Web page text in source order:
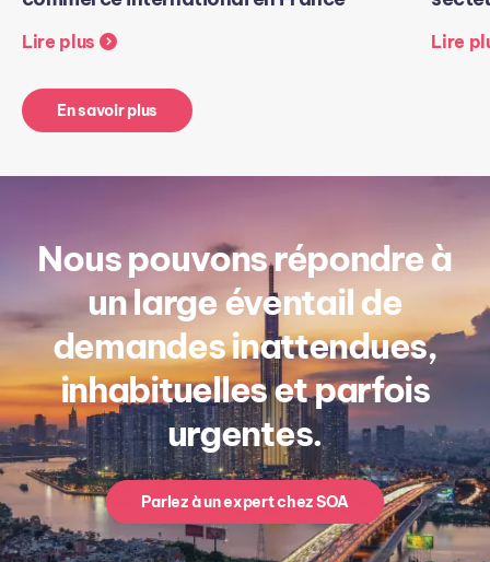
Lire plus Lire
En savoir plus
Nous pouvons répondre à
un large éventail de
demandes inattendues,
inhabituelles et parfois
urgentes.
Parlez à un expert chez SOA